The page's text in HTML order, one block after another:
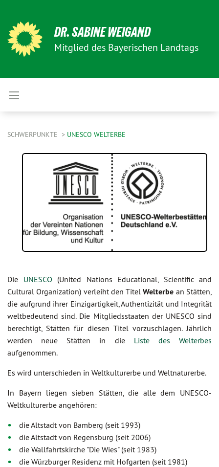
DR. SABINE WEIGAND
Mitglied des Bayerischen Landtags
SCHWERPUNKTE UNESCO WELTERBE
Die UNESCO (United Nations Educational, Scientific and
Cultural Organization) verleiht den TitelWelterbe an Stätten,
die aufgrund ihrer Einzigartigkeit, Authentizität und Integrität
weltbedeutend sind. Die Mitgliedsstaaten der UNESCO sind
berechtigt, Stätten für diesen Titel vorzuschlagen. Jährlich
werden neue Stätten in die Liste des Welterbes
aufgenommen.
Es wird unterschieden in Weltkulturerbe und Weltnaturerbe.
In Bayern liegen sieben Stätten, die alle dem UNESCO-
Weltkulturerbe angehören:
die Altstadt von Bamberg (seit 1993)
die Altstadt von Regensburg (seit 2006)
die Wallfahrtskirche "Die Wies" (seit 1983)
die Würzburger Residenz mit Hofgarten (seit 1981)